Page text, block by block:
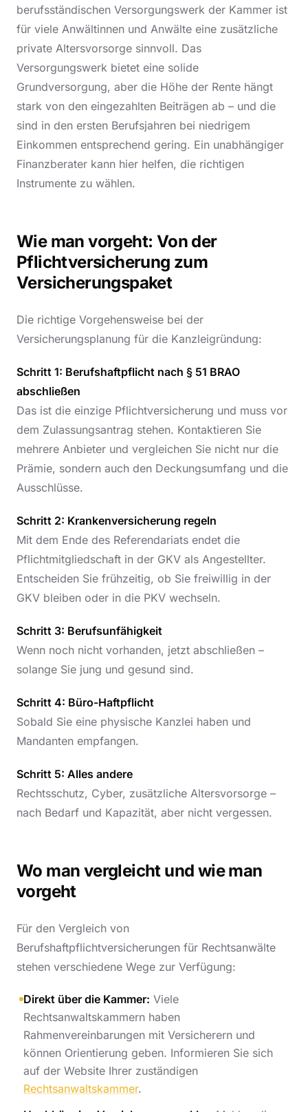
berufsständischen Versorgungswerk der Kammer ist
für viele Anwältinnen und Anwälte eine zusätzliche
private Altersvorsorge sinnvoll. Das
Versorgungswerk bietet eine solide
Grundversorgung, aber die Höhe der Rente hängt
stark von den eingezahlten Beiträgen ab – und die
sind in den ersten Berufsjahren bei niedrigem
Einkommen entsprechend gering. Ein unabhängiger
Finanzberater kann hier helfen, die richtigen
Instrumente zu wählen.
Wie man vorgeht: Von der
Pflichtversicherung zum
Versicherungspaket
Die richtige Vorgehensweise bei der
Versicherungsplanung für die Kanzleigründung:
Schritt 1: Berufshaftpflicht nach § 51 BRAO
abschließen
Das ist die einzige Pflichtversicherung und muss vor
dem Zulassungsantrag stehen. Kontaktieren Sie
mehrere Anbieter und vergleichen Sie nicht nur die
Prämie, sondern auch den Deckungsumfang und die
Ausschlüsse.
Schritt 2: Krankenversicherung regeln
Mit dem Ende des Referendariats endet die
Pflichtmitgliedschaft in der GKV als Angestellter.
Entscheiden Sie frühzeitig, ob Sie freiwillig in der
GKV bleiben oder in die PKV wechseln.
Schritt 3: Berufsunfähigkeit
Wenn noch nicht vorhanden, jetzt abschließen –
solange Sie jung und gesund sind.
Schritt 4: Büro-Haftpflicht
Sobald Sie eine physische Kanzlei haben und
Mandanten empfangen.
Schritt 5: Alles andere
Rechtsschutz, Cyber, zusätzliche Altersvorsorge –
nach Bedarf und Kapazität, aber nicht vergessen.
Wo man vergleicht und wie man
vorgeht
Für den Vergleich von
Berufshaftpflichtversicherungen für Rechtsanwälte
stehen verschiedene Wege zur Verfügung:
Direkt über die Kammer: Viele
Rechtsanwaltskammern haben
Rahmenvereinbarungen mit Versicherern und
können Orientierung geben. Informieren Sie sich
auf der Website Ihrer zuständigen
Rechtsanwaltskammer.